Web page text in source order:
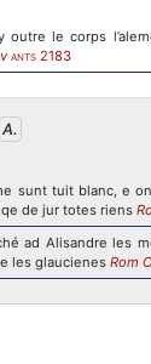
outre le corps
ANTS 2183
A.
sunt tuit blanc, e
de jur totes riens
ad Alisandre les
les glaucienes Rom